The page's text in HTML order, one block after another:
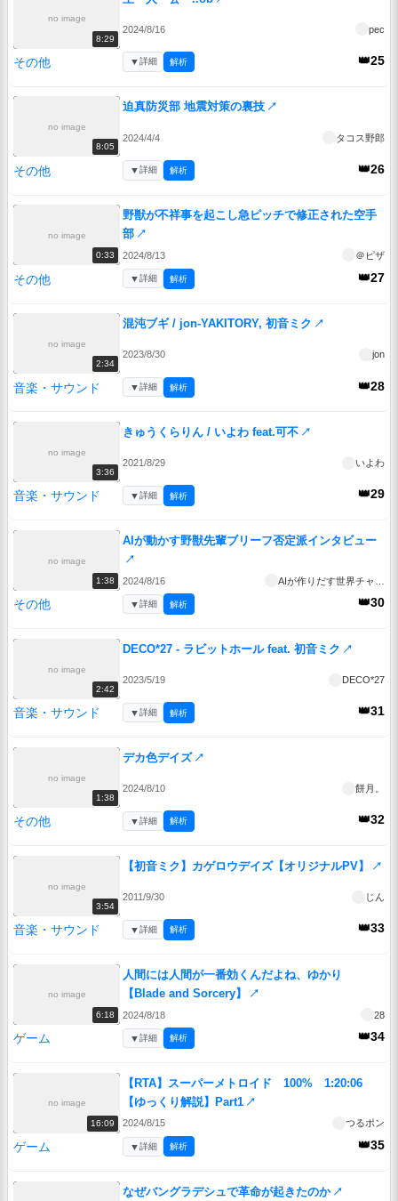
no image
8:29
2024/8/16 pec
その他 👑25
▼詳細 解析
no image
8:05
迫真防災部 地震対策の裏技 ↗
2024/4/4 タコス野郎
その他 👑26
▼詳細 解析
no image
0:33
野獣が不祥事を起こし急ピッチで修正された空手
部 ↗
2024/8/13 ＠ピザ
その他 👑27
▼詳細 解析
no image
2:34
混沌ブギ / jon-YAKITORY, 初音ミク ↗
2023/8/30 jon
音楽・サウンド 👑28
▼詳細 解析
no image
3:36
きゅうくらりん / いよわ feat.可不 ↗
2021/8/29 いよわ
音楽・サウンド 👑29
▼詳細 解析
no image
1:38
AIが動かす野獣先輩ブリーフ否定派インタビュー
↗
2024/8/16
その他 👑30
▼詳細 解析
no image
2:42
DECO*27 - ラビットホール feat. 初音ミク ↗
2023/5/19 DECO*27
音楽・サウンド 👑31
▼詳細 解析
no image
1:38
デカ色デイズ ↗
2024/8/10 餅月。
その他 👑32
▼詳細 解析
no image
3:54
【初音ミク】カゲロウデイズ【オリジナルPV】 ↗
2011/9/30 じん
音楽・サウンド 👑33
▼詳細 解析
no image
6:18
人間には人間が一番効くんだよね、ゆかり
【Blade and Sorcery】
↗
2024/8/18 28
ゲーム 👑34
▼詳細 解析
no image
16:09
【RTA】スーパーメトロイド 100% 1:20:06
【ゆっくり解説】Part1 ↗
2024/8/15 つるポン
ゲーム 👑35
▼詳細 解析
なぜバングラデシュで革命が起きたのか ↗